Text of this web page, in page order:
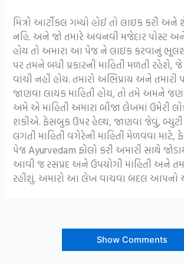
મિત્રો આર્ટીકલ ગમ્યો હોઈ તો લાઇક કરી
નહિ. અને જો તમારે અવનવી મજેદાર પોસ્ટ
હોય તો અમારા આ પેજ ને લાઇક કરવાનું
પર તમને બધી પ્રકારની માહિતી મળતી રહેશે,
વાંચી નહીં હોય. તમારો અભિપ્રાય અને
જાણવા લાયક માહિતી હોય, તો તમે અમને
અમે એ માહિતી અમારા બીજા લેખમાં ઉમેરી
શકીએ. ફેસબુક ઉપર હેલ્થ, જાણવા જેવું, બ્યુટી
લગતી માહિતી વગેરેની માહિતી મેળવવા માટે,
પેજ Ayurvedam ફોલો કરી અમારી સાથે
આવી જ રસપ્રદ અને ઉપયોગી માહિતી અને
રહીશું. અમારો આ લેખ વાચવા બદલ આપનો
Show Comments